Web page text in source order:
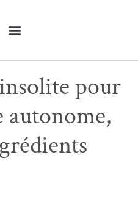
pour
autonome,